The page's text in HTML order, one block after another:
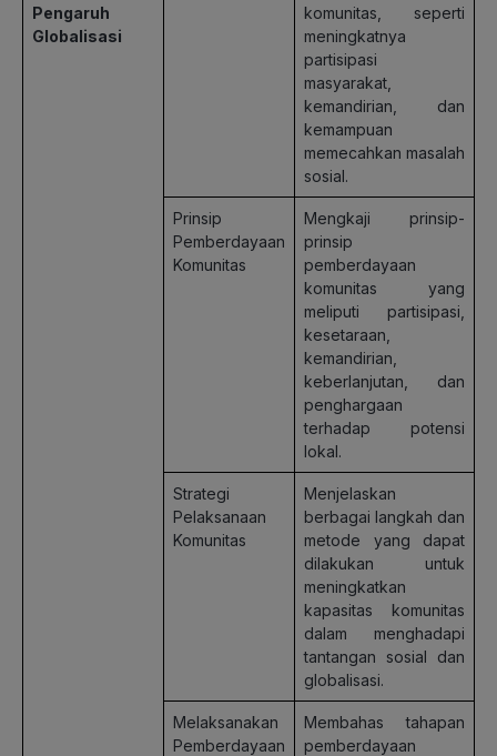
Pengaruh
Globalisasi
komunitas, seperti
meningkatnya
partisipasi
masyarakat,
kemandirian, dan
kemampuan
memecahkan masalah
sosial.
Prinsip
Pemberdayaan
Komunitas
Mengkaji prinsip-
prinsip
pemberdayaan
komunitas yang
meliputi partisipasi,
kesetaraan,
kemandirian,
keberlanjutan, dan
penghargaan
terhadap potensi
lokal.
Strategi
Pelaksanaan
Komunitas
Menjelaskan
berbagai langkah dan
metode yang dapat
dilakukan untuk
meningkatkan
kapasitas komunitas
dalam menghadapi
tantangan sosial dan
globalisasi.
Melaksanakan
Pemberdayaan
Membahas tahapan
pemberdayaan